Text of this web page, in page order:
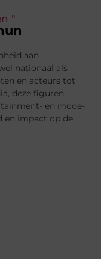
"
aan
nationaal als
en acteurs tot
deze figuren
en mode-
en impact op de